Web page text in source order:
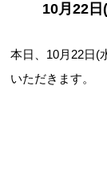
10月22
本日、10月22日(
いただきます。